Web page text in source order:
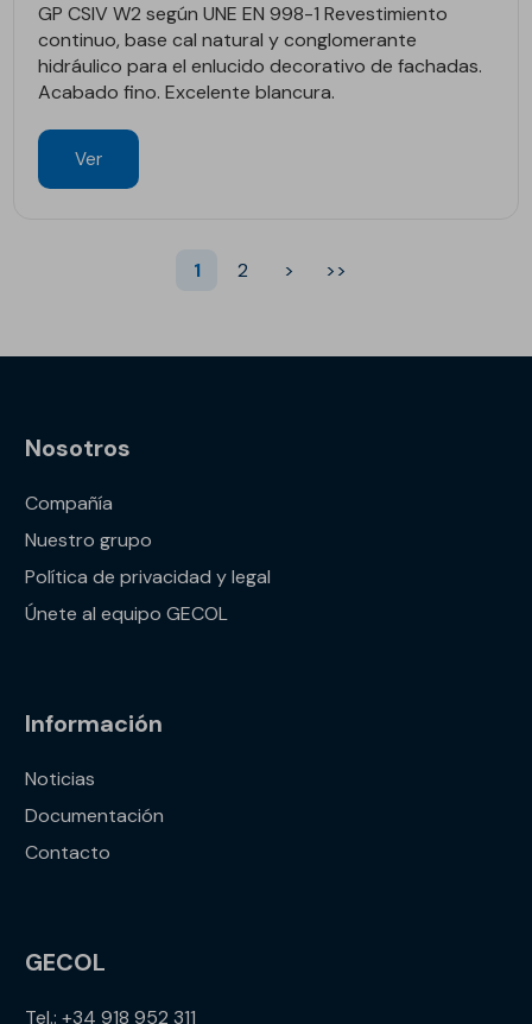
GP CSIV W2 según UNE EN 998-1 Revestimiento
continuo, base cal natural y conglomerante
hidráulico para el enlucido decorativo de fachadas.
Acabado fino. Excelente blancura.
Ver
1 2 > >>
Nosotros
Compañía
Nuestro grupo
Política de privacidad y legal
Únete al equipo GECOL
Información
Noticias
Documentación
Contacto
GECOL
Tel.: +34 918 952 311